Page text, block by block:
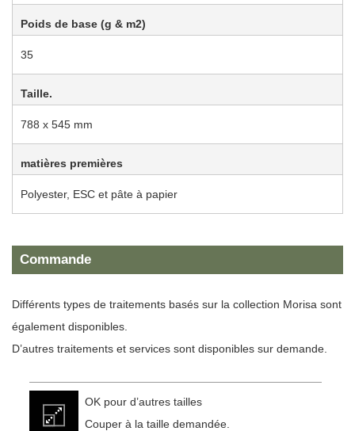
Poids de base (g & m2)
35
Taille.
788 x 545 mm
matières premières
Polyester, ESC et pâte à papier
Commande
Différents types de traitements basés sur la collection Morisa sont
également disponibles.
D’autres traitements et services sont disponibles sur demande.
OK pour d’autres tailles
Couper à la taille demandée.